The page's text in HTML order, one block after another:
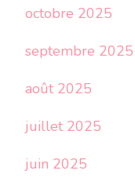
octobre 2025
septembre 2025
août 2025
juillet 2025
juin 2025